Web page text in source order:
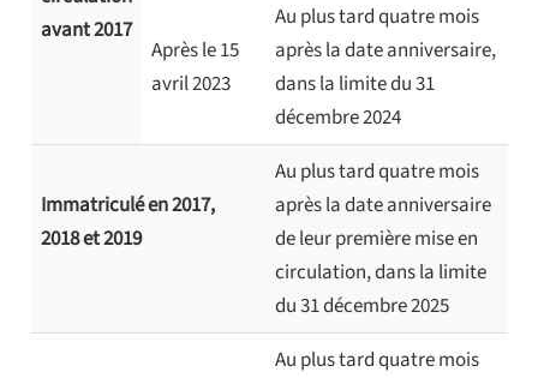
avant 2017
Après le 15
avril 2023
Au plus tard quatre mois
après la date anniversaire,
dans la limite du 31
décembre 2024
Immatriculé en 2017,
2018 et 2019
Au plus tard quatre mois
après la date anniversaire
de leur première mise en
circulation, dans la limite
du 31 décembre 2025
Au plus tard quatre mois